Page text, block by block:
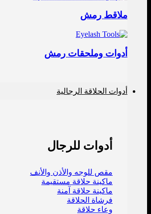
ملاقط رمش
أدوات وملحقات رمش
أدوات الحلاقة الرجالية
أدوات للرجال
مقص للوجه والأذن والأنف
ماكينة حلاقة مستقيمة
ماكينة حلاقة آمنة
فرشاة الحلاقة
وعاء حلاقة